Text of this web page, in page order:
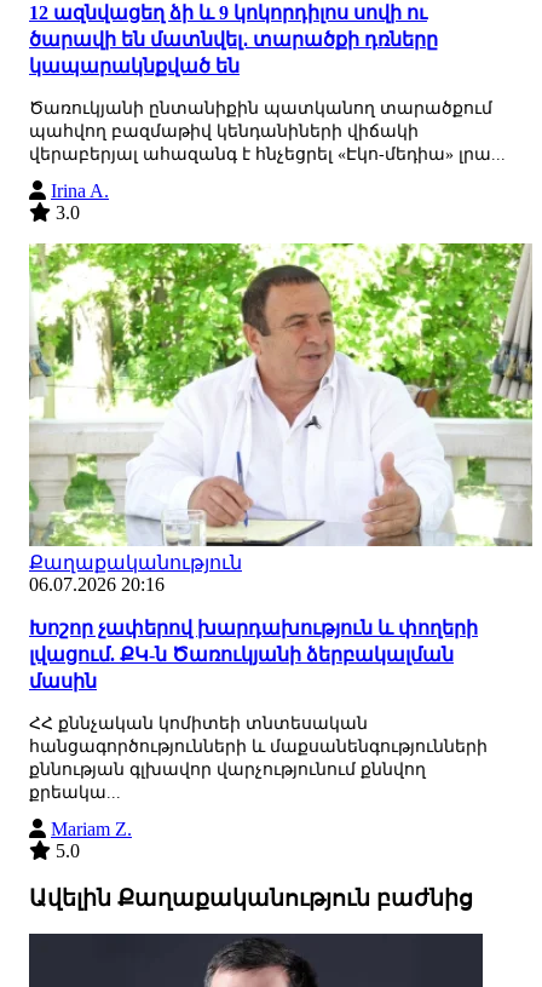
12 ազնվացեղ ձի և 9 կոկորդիլոս սովի ու
ծարավի են մատնվել․ տարածքի դռները
կապարակնքված են
Ծառուկյանի ընտանիքին պատկանող տարածքում
պահվող բազմաթիվ կենդանիների վիճակի
վերաբերյալ ահազանգ է հնչեցրել «Էկո-մեդիա» լրա...
Irina A.
3.0
Քաղաքականություն
06.07.2026 20:16
Խոշոր չափերով խարդախություն և փողերի
լվացում. ՔԿ-ն Ծառուկյանի ձերբակալման
մասին
ՀՀ քննչական կոմիտեի տնտեսական
հանցագործությունների և մաքսանենգությունների
քննության գլխավոր վարչությունում քննվող
քրեակա...
Mariam Z.
5.0
Ավելին Քաղաքականություն բաժնից